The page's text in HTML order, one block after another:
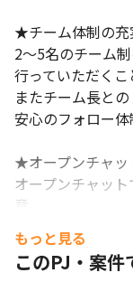
★チーム体制の充
2～5名のチーム
行っていただくこ
またチーム長と
安心のフォロー体
★オープンチャッ
オープンチャッ
意。
経験豊富な先輩
★社長との1on1
もっと見る
このPJ・案件